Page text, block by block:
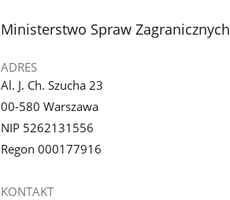
stopka
Ministerstwo Spraw Zagranicznych
ADRES
Al. J. Ch. Szucha 23
00-580 Warszawa
NIP 5262131556
Regon 000177916
KONTAKT